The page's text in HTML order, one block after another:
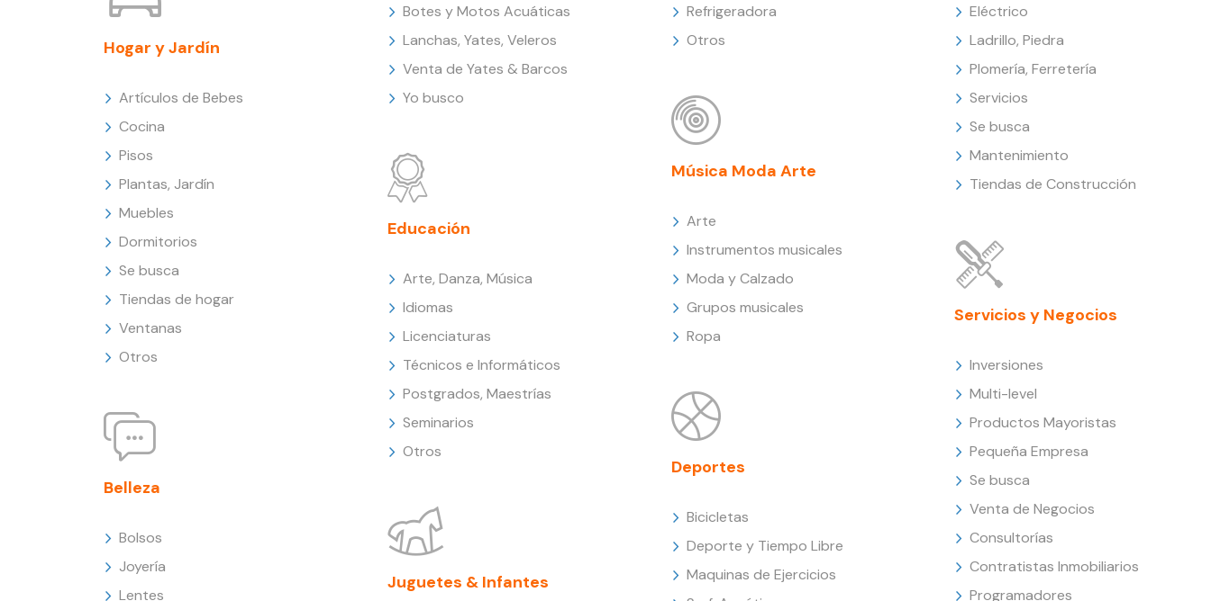
Hogar y Jardín
Artículos de Bebes
Cocina
Pisos
Plantas, Jardín
Muebles
Dormitorios
Se busca
Tiendas de hogar
Ventanas
Otros
Belleza
Bolsos
Joyería
Lentes
Botes y Motos Acuáticas
Lanchas, Yates, Veleros
Venta de Yates & Barcos
Yo busco
Educación
Arte, Danza, Música
Idiomas
Licenciaturas
Técnicos e Informáticos
Postgrados, Maestrías
Seminarios
Otros
Juguetes & Infantes
Refrigeradora
Otros
Música Moda Arte
Arte
Instrumentos musicales
Moda y Calzado
Grupos musicales
Ropa
Deportes
Bicicletas
Deporte y Tiempo Libre
Maquinas de Ejercicios
Eléctrico
Ladrillo, Piedra
Plomería, Ferretería
Servicios
Se busca
Mantenimiento
Tiendas de Construcción
Servicios y Negocios
Inversiones
Multi-level
Productos Mayoristas
Pequeña Empresa
Se busca
Venta de Negocios
Consultorías
Contratistas Inmobiliarios
Programadores